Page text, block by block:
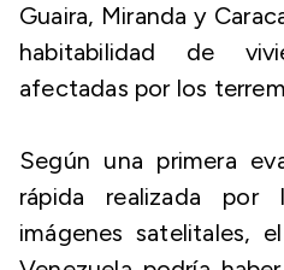
Guaira, Miranda y
habitabilidad de
afectadas por los
Según una primera
rápida realizada
imágenes satelitales,